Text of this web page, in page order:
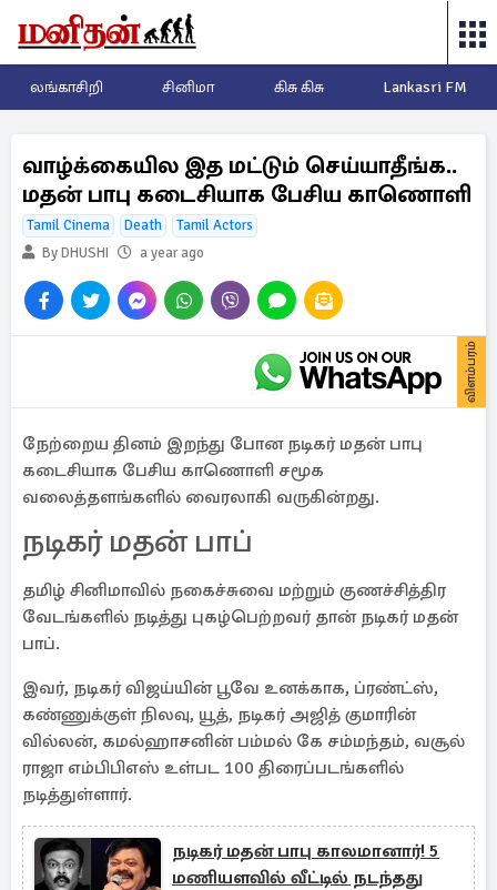
லங்காசிறி சினிமா கிசு கிசு Lankasri FM
வாழ்க்கையில இத மட்டும் செய்யாதீங்க..
மதன் பாபு கடைசியாக பேசிய காணொளி
Tamil Cinema Death
Tamil Actors
By DHUSHI
a year ago
விளம்பரம்
நேற்றைய தினம் இறந்து போன நடிகர் மதன் பாபு
கடைசியாக பேசிய காணொளி சமூக
வலைத்தளங்களில் வைரலாகி வருகின்றது.
நடிகர் மதன் பாப்
தமிழ் சினிமாவில் நகைச்சுவை மற்றும் குணச்சித்திர
வேடங்களில் நடித்து புகழ்பெற்றவர் தான் நடிகர் மதன்
பாப்.
இவர், நடிகர் விஜய்யின் பூவே உனக்காக, ப்ரண்ட்ஸ்,
கண்ணுக்குள் நிலவு, யூத், நடிகர் அஜித் குமாரின்
வில்லன், கமல்ஹாசனின் பம்மல் கே சம்மந்தம், வசூல்
ராஜா எம்பிபிஎஸ் உள்பட 100 திரைப்படங்களில்
நடித்துள்ளார்.
நடிகர் மதன் பாபு காலமானார்! 5
மணியளவில் வீட்டில் நடந்தது